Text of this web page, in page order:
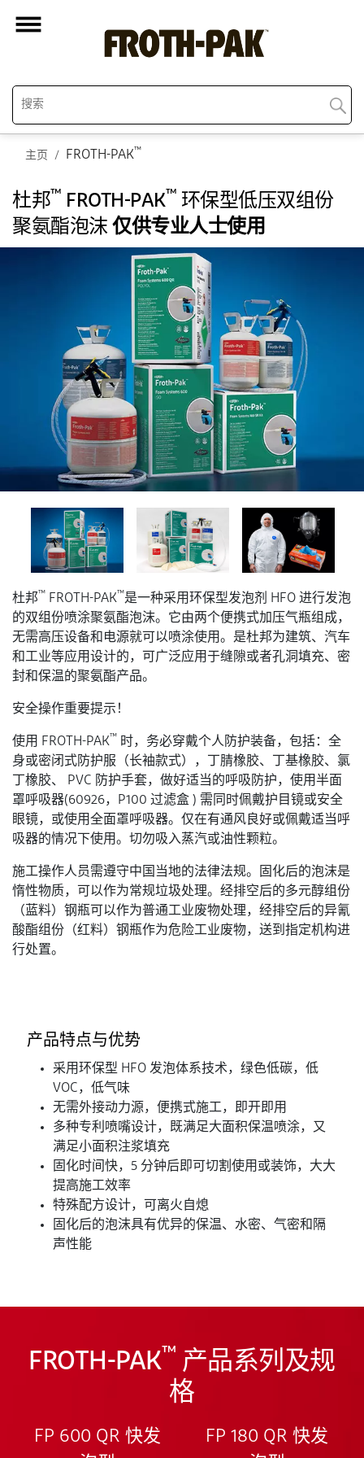
主页 FROTH-PAK™
杜邦™ FROTH-PAK™ 环保型低压双组份
聚氨酯泡沫 仅供专业人士使用
杜邦™ FROTH-PAK™是一种采用环保型发泡剂 HFO 进行发泡
的双组份喷涂聚氨酯泡沫。它由两个便携式加压气瓶组成，
无需高压设备和电源就可以喷涂使用。是杜邦为建筑、汽车
和工业等应用设计的，可广泛应用于缝隙或者孔洞填充、密
封和保温的聚氨酯产品。
安全操作重要提示！
使用 FROTH-PAK™ 时，务必穿戴个人防护装备，包括：全
身或密闭式防护服（长袖款式），丁腈橡胶、丁基橡胶、氯
丁橡胶、 PVC 防护手套，做好适当的呼吸防护，使用半面
罩呼吸器(60926，P100 过滤盒 ) 需同时佩戴护目镜或安全
眼镜，或使用全面罩呼吸器。仅在有通风良好或佩戴适当呼
吸器的情况下使用。切勿吸入蒸汽或油性颗粒。
施工操作人员需遵守中国当地的法律法规。固化后的泡沫是
惰性物质，可以作为常规垃圾处理。经排空后的多元醇组份
（蓝料）钢瓶可以作为普通工业废物处理，经排空后的异氰
酸酯组份（红料）钢瓶作为危险工业废物，送到指定机构进
行处置。
产品特点与优势
采用环保型 HFO 发泡体系技术，绿色低碳，低
VOC，低气味
无需外接动力源，便携式施工，即开即用
多种专利喷嘴设计，既满足大面积保温喷涂，又
满足小面积注浆填充
固化时间快，5 分钟后即可切割使用或装饰，大大
提高施工效率
特殊配方设计，可离火自熄
固化后的泡沫具有优异的保温、水密、气密和隔
声性能
FROTH-PAK™ 产品系列及规
格
FP 600 QR 快发
FP 180 QR 快发